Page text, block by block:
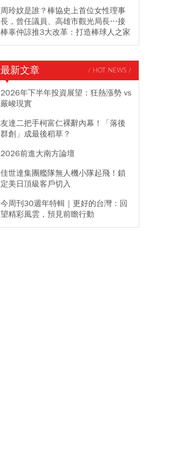
周玲妏是誰？棒協史上首位女性理事
長，曾任議員、高雄市觀光局長…接
棒辜仲諒推3大改革：打造棒球人之家
最新文章 / HOT NEWS /
2026年下半年投資展望：狂熱漲勢 vs
嚴峻現實
友達二把手柯富仁裸辭內幕！「落後
群創」成最後稻草？
2026前進大南方論壇
佳世達集團艦隊無人機小隊起飛！鎖
定美日頂級客戶切入
今周刊30週年特輯｜更好的台灣：回
望精彩風雲，預見前瞻行動